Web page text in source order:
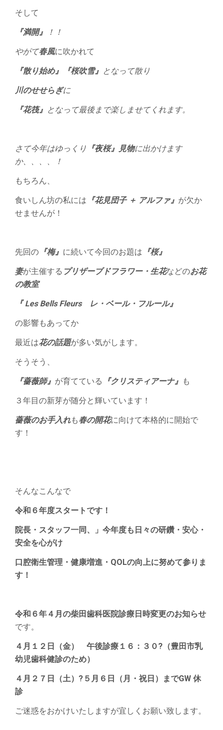
そして
『満開』 ！！
やがて春風に吹かれて
『散り始め』『桜吹雪』 となって散り
川のせせらぎに
『花筏』 となって最後まで楽しませてくれます。
さて今年はゆっくり 『夜桜』見物に出かけます
か、、、、！
もちろん、
食いしん坊の私には 『花見団子 ＋ アルファ』 が欠か
せませんが！
先回の 『梅』 に続いて今回のお題は 『桜』
妻が主催する プリザーブドフラワー・生花などのお花
の教室
『 Les Bells Fleurs レ・ベール・フルール』
の影響もあってか
最近は花の話題が多い気がします。
そうそう、
『薔薇師』 が育てている 『クリスティアーナ』 も
３年目の新芽が随分と輝いています！
薔薇のお手入れも春の開花に向けて本格的に開始で
す！
そんなこんなで
令和６年度スタートです！
院長・スタッフ一同、」今年度も日々の研鑽・安心・
安全を心がけ
口腔衛生管理・健康増進・QOLの向上に努めて参りま
す！
令和６年４月の柴田歯科医院診療日時変更のお知らせ
です。
４月１２日（金） 午後診療１６：３０?（豊田市乳
幼児歯科健診のため）
４月２７日（土）?５月６日（月・祝日）までGW 休
診
ご迷惑をおかけいたしますが宜しくお願い致します。